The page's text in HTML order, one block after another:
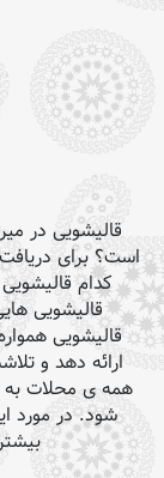
قالیشویی در
است؟ برای
کدام
قالیشویی
قالیشویی
ارائه دهد و
همه ی محلات به
شود. در مورد